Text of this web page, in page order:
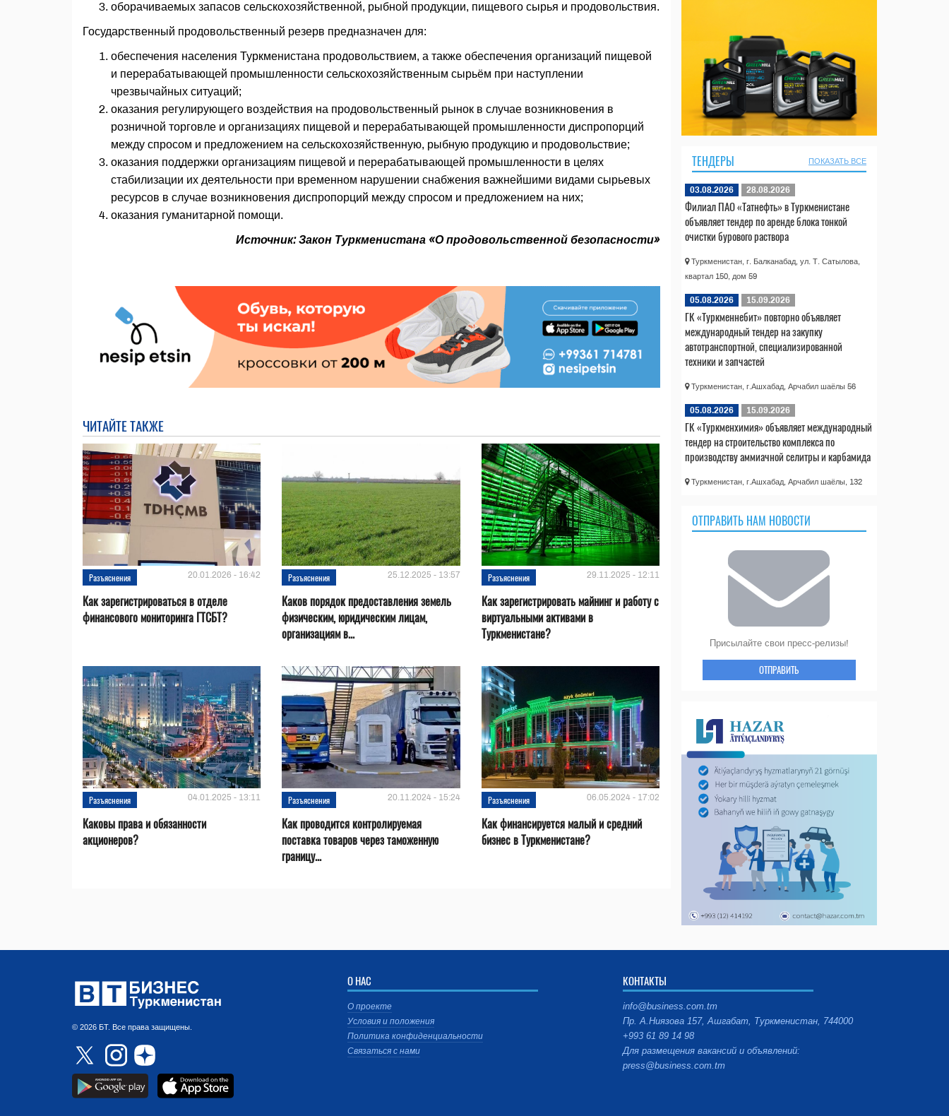
оборачиваемых запасов сельскохозяйственной, рыбной продукции, пищевого сырья и продовольствия.
Государственный продовольственный резерв предназначен для:
обеспечения населения Туркменистана продовольствием, а также обеспечения организаций пищевой
и перерабатывающей промышленности сельскохозяйственным сырьём при наступлении
чрезвычайных ситуаций;
оказания регулирующего воздействия на продовольственный рынок в случае возникновения в
розничной торговле и организациях пищевой и перерабатывающей промышленности диспропорций
между спросом и предложением на сельскохозяйственную, рыбную продукцию и продовольствие;
оказания поддержки организациям пищевой и перерабатывающей промышленности в целях
стабилизации их деятельности при временном нарушении снабжения важнейшими видами сырьевых
ресурсов в случае возникновения диспропорций между спросом и предложением на них;
оказания гуманитарной помощи.
Источник: Закон Туркменистана «О продовольственной безопасности»
ЧИТАЙТЕ ТАКЖЕ
Разъяснения 20.01.2026 - 16:42
Как зарегистрироваться в отделе
финансового мониторинга ГТСБТ?
Разъяснения 25.12.2025 - 13:57
Каков порядок предоставления земель
физическим, юридическим лицам,
организациям в...
Разъяснения 29.11.2025 - 12:11
Как зарегистрировать майнинг и работу с
виртуальными активами в
Туркменистане?
Разъяснения 04.01.2025 - 13:11
Каковы права и обязанности
акционеров?
Разъяснения 20.11.2024 - 15:24
Как проводится контролируемая
поставка товаров через таможенную
границу...
Разъяснения 06.05.2024 - 17:02
Как финансируется малый и средний
бизнес в Туркменистане?
ТЕНДЕРЫ ПОКАЗАТЬ ВСЕ
03.08.2026 28.08.2026
Филиал ПАО «Татнефть» в Туркменистане
объявляет тендер по аренде блока тонкой
очистки бурового раствора
Туркменистан, г. Балканабад, ул. Т. Сатылова,
квартал 150, дом 59
05.08.2026 15.09.2026
ГК «Туркменнебит» повторно объявляет
международный тендер на закупку
автотранспортной, специализированной
техники и запчастей
Туркменистан, г.Ашхабад, Арчабил шаёлы 56
05.08.2026 15.09.2026
ГК «Туркменхимия» объявляет международный
тендер на строительство комплекса по
производству аммиачной селитры и карбамида
Туркменистан, г.Ашхабад, Арчабил шаёлы, 132
ОТПРАВИТЬ НАМ НОВОСТИ
Присылайте свои пресс-релизы!
ОТПРАВИТЬ
© 2026 БТ. Все права защищены.
О НАС
О проекте
Условия и положения
Политика конфиденциальности
Связаться с нами
КОНТАКТЫ
info@business.com.tm
Пр. А.Ниязова 157, Ашгабат, Туркменистан, 744000
+993 61 89 14 98
Для размещения вакансий и объявлений:
press@business.com.tm